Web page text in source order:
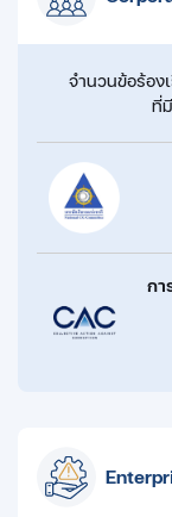
จำนวนข้อร้อง
ที่
กา